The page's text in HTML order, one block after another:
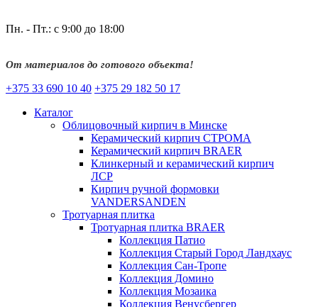
Пн. - Пт.: с 9:00 до 18:00
От материалов до готового объекта!
+375 33 690 10 40 +375 29 182 50 17
Каталог
Облицовочный кирпич в Минске
Керамический кирпич СТРОМА
Керамический кирпич BRAER
Клинкерный и керамический кирпич
ЛСР
Кирпич ручной формовки
VANDERSANDEN
Тротуарная плитка
Тротуарная плитка BRAER
Коллекция Патио
Коллекция Старый Город Ландхаус
Коллекция Сан-Тропе
Коллекция Домино
Коллекция Мозаика
Коллекция Венусбергер